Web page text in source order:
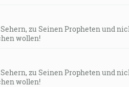
zu Seinen Propheten und
wollen!
zu Seinen Propheten und
wollen!